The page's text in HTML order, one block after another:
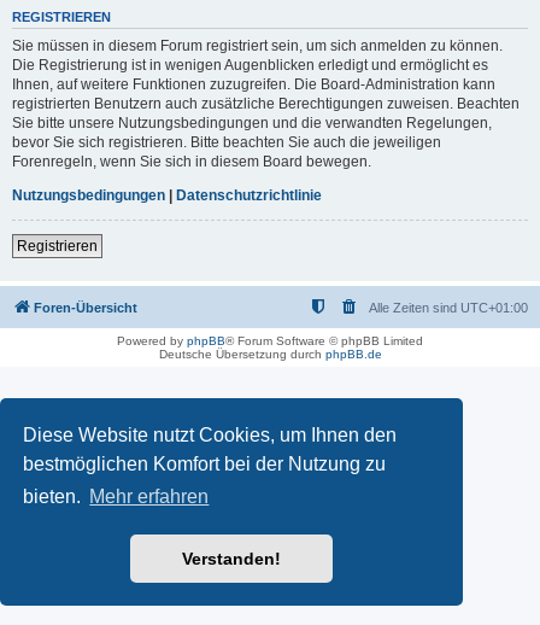
Diese Website nutzt Cookies, um Ihnen den
bestmöglichen Komfort bei der Nutzung zu
bieten. Mehr erfahren
Verstanden!
REGISTRIEREN
Sie müssen in diesem Forum registriert sein, um sich anmelden zu können.
Die Registrierung ist in wenigen Augenblicken erledigt und ermöglicht es
Ihnen, auf weitere Funktionen zuzugreifen. Die Board-Administration kann
registrierten Benutzern auch zusätzliche Berechtigungen zuweisen. Beachten
Sie bitte unsere Nutzungsbedingungen und die verwandten Regelungen,
bevor Sie sich registrieren. Bitte beachten Sie auch die jeweiligen
Forenregeln, wenn Sie sich in diesem Board bewegen.
Nutzungsbedingungen | Datenschutzrichtlinie
Registrieren
Foren-Übersicht Alle Zeiten sind UTC+01:00
Powered by phpBB® Forum Software © phpBB Limited
Deutsche Übersetzung durch phpBB.de